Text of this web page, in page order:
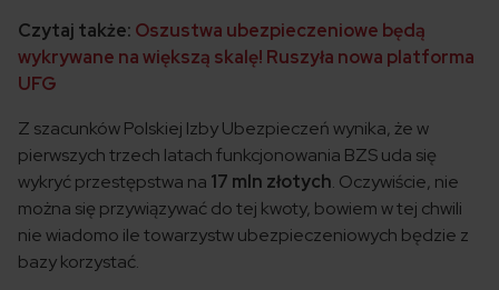
Czytaj także: Oszustwa ubezpieczeniowe będą
wykrywane na większą skalę! Ruszyła nowa platforma
UFG
Z szacunków Polskiej Izby Ubezpieczeń wynika, że w
pierwszych trzech latach funkcjonowania BZS uda się
wykryć przestępstwa na 17 mln złotych. Oczywiście, nie
można się przywiązywać do tej kwoty, bowiem w tej chwili
nie wiadomo ile towarzystw ubezpieczeniowych będzie z
bazy korzystać.